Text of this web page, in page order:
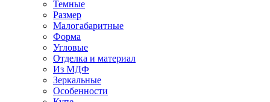
Темные
Размер
Малогабаритные
Форма
Угловые
Отделка и материал
Из МДФ
Зеркальные
Особенности